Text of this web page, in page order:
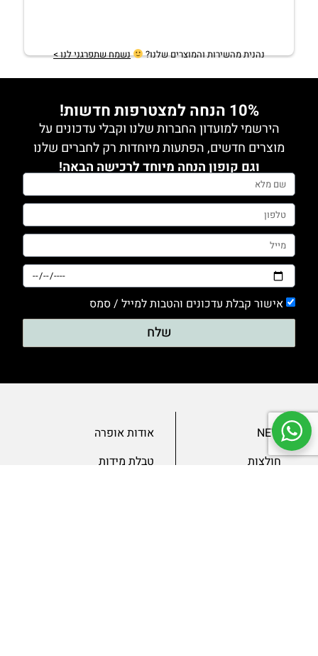
נהנית מהשירות והמוצרים שלנו? נשמח שתפרגני לנו >
10% הנחה למצטרפות חדשות!
הירשמי למועדון החברות שלנו וקבלי עדכונים על
מוצרים חדשים, הפתעות מיוחדות רק לחברים שלנו
וגם קופון הנחה מיוחד לרכישה הבאה!
אישור קבלת עדכונים והטבות למייל / סמס
שלח
NEW
חולצות
אודות אופרה
טבלת מידות